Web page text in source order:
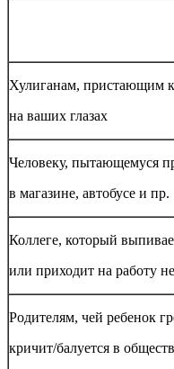
Хулиганам, пристающим
на ваших глазах
Человеку, пытающемуся
в магазине, автобусе и пр.
Коллеге, который
или приходит на работу
Родителям, чей ребенок
кричит/балуется в